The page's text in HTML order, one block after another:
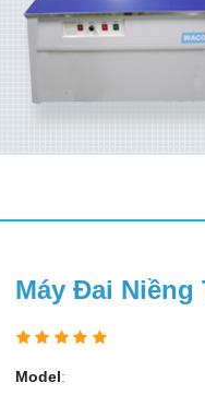
Máy Đai Niềng
Model: